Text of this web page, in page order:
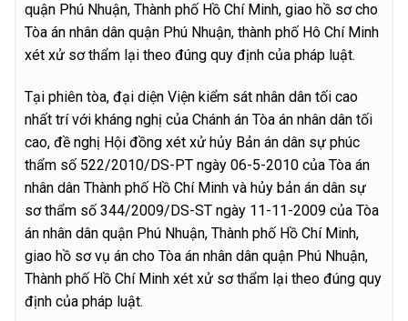
quận Phú Nhuận, Thành phố Hồ Chí Minh, giao hồ sơ cho
Tòa án nhân dân quận Phú Nhuận, thành phố Hô Chí Minh
xét xử sơ thẩm lại theo đúng quy định của pháp luật.
Tại phiên tòa, đại diện Viện kiểm sát nhân dân tối cao
nhất trí với kháng nghị của Chánh án Tòa án nhân dân tối
cao, đề nghị Hội đồng xét xử hủy Bản án dân sự phúc
thẩm số 522/2010/DS-PT ngày 06-5-2010 của Tòa án
nhân dân Thành phố Hồ Chí Minh và hủy bản án dân sự
sơ thẩm số 344/2009/DS-ST ngày 11-11-2009 của Tòa
án nhân dân quận Phú Nhuận, Thành phố Hồ Chí Minh,
giao hồ sơ vụ án cho Tòa án nhân dân quận Phú Nhuận,
Thành phố Hồ Chí Minh xét xử sơ thẩm lại theo đúng quy
định của pháp luật.